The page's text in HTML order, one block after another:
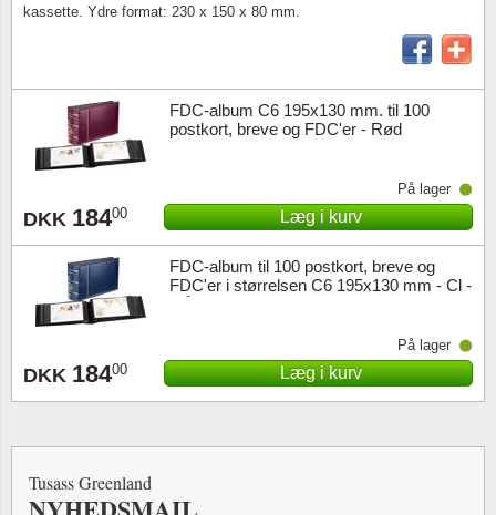
kassette. Ydre format: 230 x 150 x 80 mm.
FDC-album C6 195x130 mm. til 100
postkort, breve og FDC'er - Rød
DKK 18400
På lager
Læg i kurv
FDC-album til 100 postkort, breve og
FDC'er i størrelsen C6 195x130 mm - Cl -
DKK 18400
På lager
Læg i kurv
Tusass Greenland